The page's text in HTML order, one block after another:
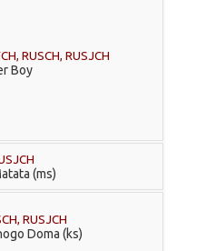
RUSCH, RUSJCH
Boy
(ms)
RUSJCH
Doma (ks)